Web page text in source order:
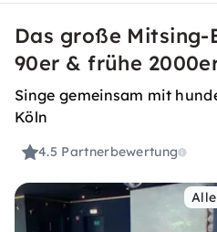
Das große Mitsing-
90er & frühe
Singe gemeinsam mit
Köln
4.5 Partnerbewertung